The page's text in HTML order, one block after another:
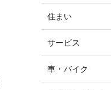
住まい
サービス
車・バイク